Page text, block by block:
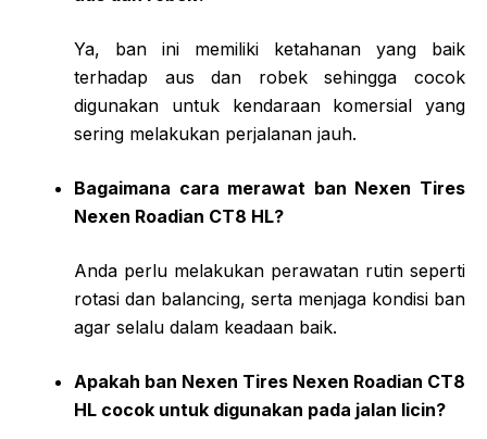
Ya, ban ini memiliki ketahanan yang baik
terhadap aus dan robek sehingga cocok
digunakan untuk kendaraan komersial yang
sering melakukan perjalanan jauh.
Bagaimana cara merawat ban Nexen Tires
Nexen Roadian CT8 HL?
Anda perlu melakukan perawatan rutin seperti
rotasi dan balancing, serta menjaga kondisi ban
agar selalu dalam keadaan baik.
Apakah ban Nexen Tires Nexen Roadian CT8
HL cocok untuk digunakan pada jalan licin?